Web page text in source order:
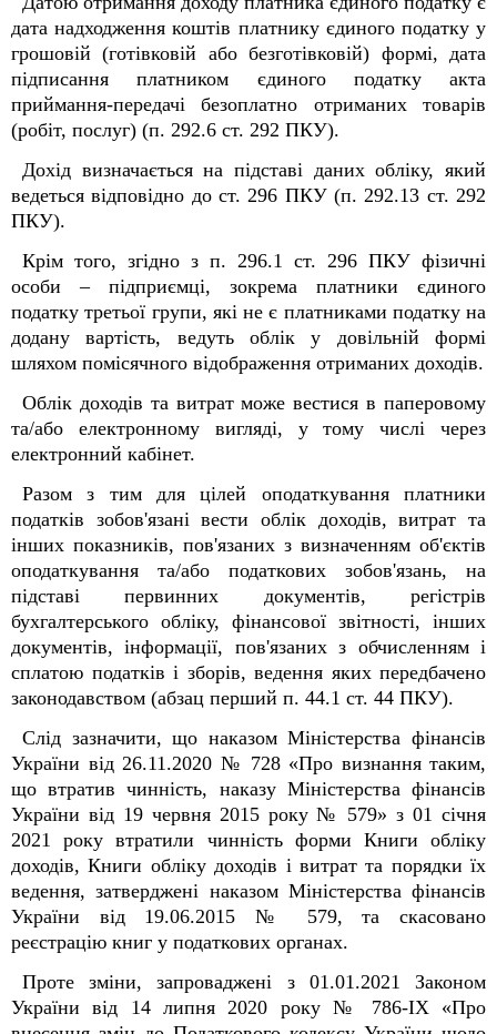
дата надходження коштів платнику єдиного податку у
грошовій (готівковій або безготівковій) формі, дата
підписання платником єдиного податку акта
приймання-передачі безоплатно отриманих товарів
(робіт, послуг) (п. 292.6 ст. 292 ПКУ).
Дохід визначається на підставі даних обліку, який
ведеться відповідно до ст. 296 ПКУ (п. 292.13 ст. 292
ПКУ).
Крім того, згідно з п. 296.1 ст. 296 ПКУ фізичні
особи – підприємці, зокрема платники єдиного
податку третьої групи, які не є платниками податку на
додану вартість, ведуть облік у довільній формі
шляхом помісячного відображення отриманих доходів.
Облік доходів та витрат може вестися в паперовому
та/або електронному вигляді, у тому числі через
електронний кабінет.
Разом з тим для цілей оподаткування платники
податків зобов'язані вести облік доходів, витрат та
інших показників, пов'язаних з визначенням об'єктів
оподаткування та/або податкових зобов'язань, на
підставі первинних документів, регістрів
бухгалтерського обліку, фінансової звітності, інших
документів, інформації, пов'язаних з обчисленням і
сплатою податків і зборів, ведення яких передбачено
законодавством (абзац перший п. 44.1 ст. 44 ПКУ).
Слід зазначити, що наказом Міністерства фінансів
України від 26.11.2020 № 728 «Про визнання таким,
що втратив чинність, наказу Міністерства фінансів
України від 19 червня 2015 року № 579» з 01 січня
2021 року втратили чинність форми Книги обліку
доходів, Книги обліку доходів і витрат та порядки їх
ведення, затверджені наказом Міністерства фінансів
України від 19.06.2015 № 579, та скасовано
реєстрацію книг у податкових органах.
Проте зміни, запроваджені з 01.01.2021 Законом
України від 14 липня 2020 року № 786-IX «Про